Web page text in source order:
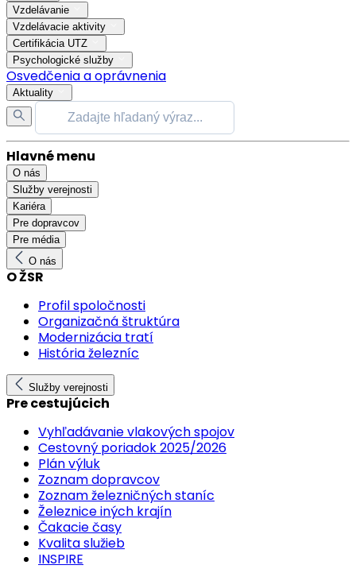
Vzdelávanie
Vzdelávacie aktivity
Certifikácia UTZ
Psychologické služby
Osvedčenia a oprávnenia
Aktuality
Hlavné menu
O nás
Služby verejnosti
Kariéra
Pre dopravcov
Pre média
O nás
O ŽSR
Profil spoločnosti
Organizačná štruktúra
Modernizácia tratí
História železníc
Služby verejnosti
Pre cestujúcich
Vyhľadávanie vlakových spojov
Cestovný poriadok 2025/2026
Plán výluk
Zoznam dopravcov
Zoznam železničných staníc
Železnice iných krajín
Čakacie časy
Kvalita služieb
INSPIRE